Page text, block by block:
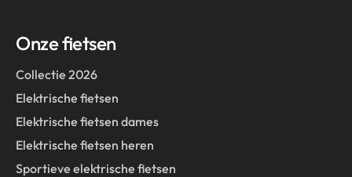
Onze fietsen
Collectie 2026
Elektrische fietsen
Elektrische fietsen dames
Elektrische fietsen heren
Sportieve elektrische fietsen